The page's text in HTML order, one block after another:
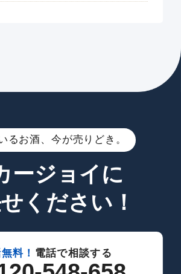
るお酒、今が売りどき。
ージョイに
ください！
料！ 電話で相談する